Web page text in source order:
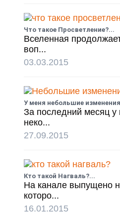
Что такое Просветление?...
Вселенная
воп...
03.03.2015
У меня небольшие
За последний месяц
неко...
27.09.2015
Кто такой Нагваль?...
На канале выпущено
которо...
16.01.2015